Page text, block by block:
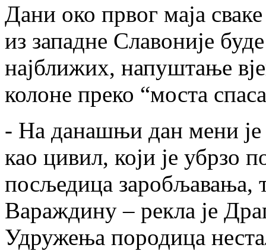
Дани око првог маја
из западне Славоније
најближих, напуштање
колоне преко “моста
- На данашњи дан мени је
као цивил, који је убрзо
посљедица заробљавања,
Вараждину – рекла је
Удружења породица